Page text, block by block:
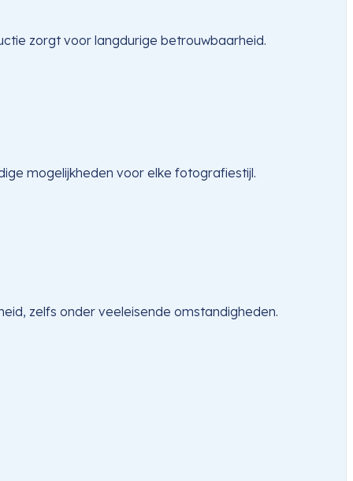
zorgt voor langdurige betrouwbaarheid.
mogelijkheden voor elke fotografiestijl.
zelfs onder veeleisende omstandigheden.